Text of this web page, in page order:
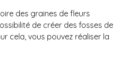
des graines de fleurs
de créer des fosses de
cela, vous pouvez réaliser la